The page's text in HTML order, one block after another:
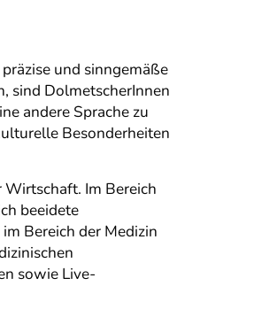
und sinngemäße
sind DolmetscherInnen
andere Sprache zu
Besonderheiten
Im Bereich
beeidete
Bereich der Medizin
sowie Live-